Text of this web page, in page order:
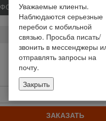
ФОТО
Каталог жатки ППК-81 Argus
ППК-81
На складе
Отправим сегодня до 14:00
Цену уточняйте
ЗАКАЗАТЬ
Уважаемые клиенты.
Наблюдаются серьезные
перебои с мобильной
связью. Просьба писать/
звонить в мессенджеры
отправлять запросы на
почту.
Закрыть